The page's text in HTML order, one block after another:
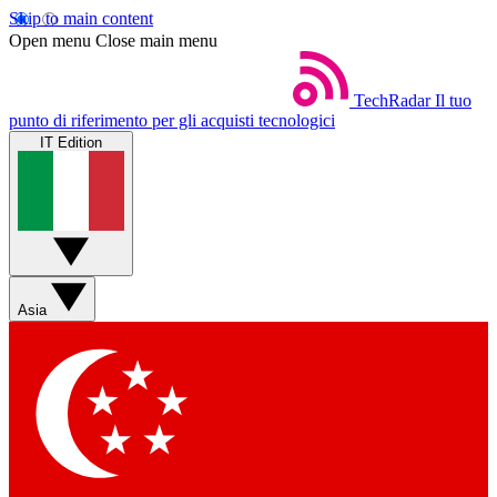
Skip to main content
Open menu Close main menu
TechRadar Il tuo
punto di riferimento per gli acquisti tecnologici
IT Edition
Asia